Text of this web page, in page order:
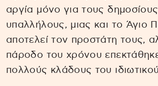
αργία μόνο για τους δημοσίους
υπαλλήλους, μιας και το Άγιο
αποτελεί τον προστάτη τους,
πάροδο του χρόνου
πολλούς κλάδους του